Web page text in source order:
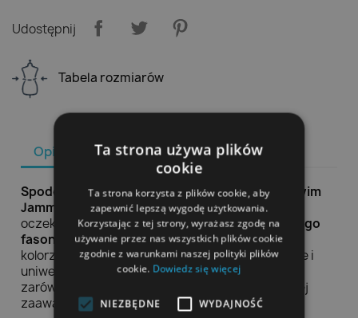
Udostępnij
Tabela rozmiarów
Opis Szczegóły produktu
Spodenki pływackie męskie Arena Neo Streaswim
Jammer
to funkcjonalny wybór dla osób, które
oczekują
wygody,swobody ruchówisportowego
fasonu
podczas treningów na basenie. Model w
kolorze
granatowymprezentuje się nowocześnie i
uniwersalnie, dzięki czemu świetnie sprawdzi się
zarówno u pływaków rekreacyjnych, jak i bardziej
zaawansowanych użytkowników.
Ta strona używa plików
cookie
Ta strona korzysta z plików cookie, aby
zapewnić lepszą wygodę użytkowania.
Korzystając z tej strony, wyrażasz zgodę na
używanie przez nas wszystkich plików cookie
zgodnie z warunkami naszej polityki plików
cookie. Dowiedz się więcej
NIEZBĘDNE WYDAJNOŚĆ